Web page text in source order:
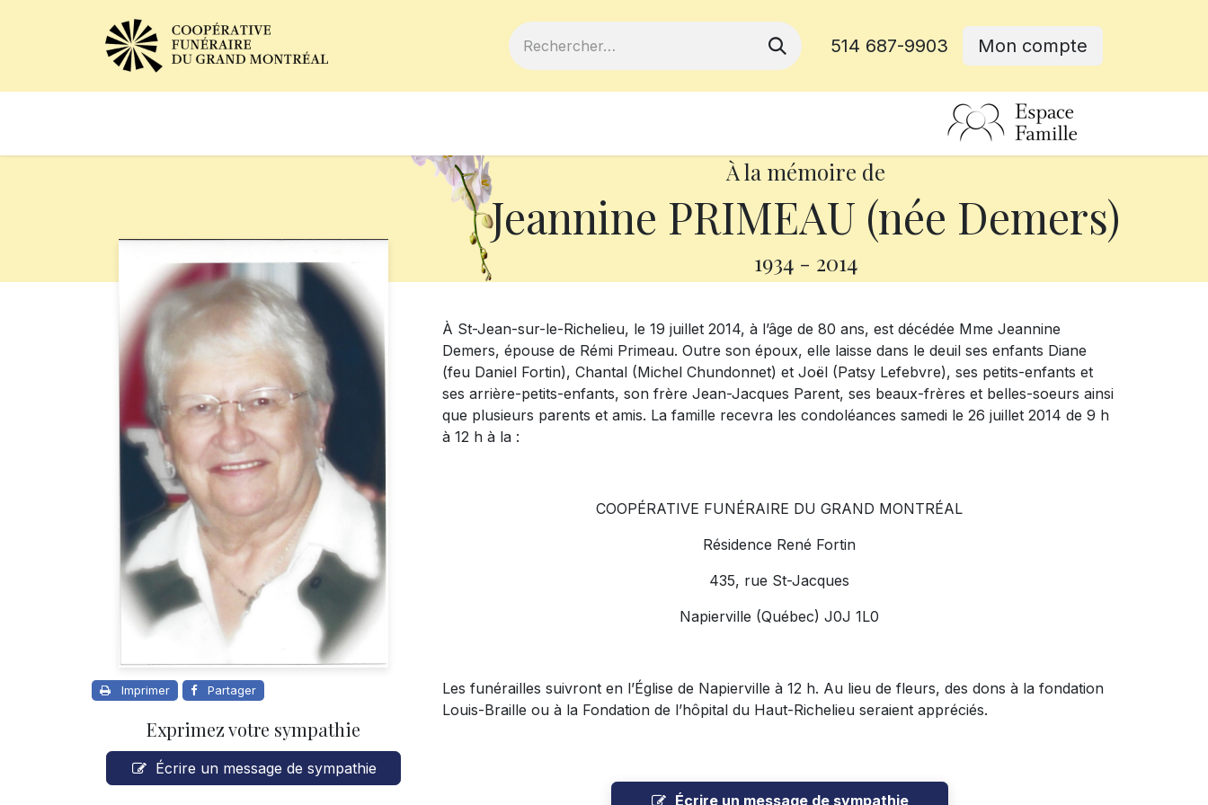
514 687-9903 Mon compte
À la mémoire de
Jeannine PRIMEAU (née Demers)
1934 - 2014
Imprimer Partager
Exprimez votre sympathie
Écrire un message de sympathie
À St-Jean-sur-le-Richelieu, le 19 juillet 2014, à l’âge de 80 ans, est décédée Mme Jeannine
Demers, épouse de Rémi Primeau. Outre son époux, elle laisse dans le deuil ses enfants Diane
(feu Daniel Fortin), Chantal (Michel Chundonnet) et Joël (Patsy Lefebvre), ses petits-enfants et
ses arrière-petits-enfants, son frère Jean-Jacques Parent, ses beaux-frères et belles-soeurs ainsi
que plusieurs parents et amis. La famille recevra les condoléances samedi le 26 juillet 2014 de 9 h
à 12 h à la :
COOPÉRATIVE FUNÉRAIRE DU GRAND MONTRÉAL
Résidence René Fortin
435, rue St-Jacques
Napierville (Québec) J0J 1L0
Les funérailles suivront en l’Église de Napierville à 12 h. Au lieu de fleurs, des dons à la fondation
Louis-Braille ou à la Fondation de l’hôpital du Haut-Richelieu seraient appréciés.
Écrire un message de sympathie